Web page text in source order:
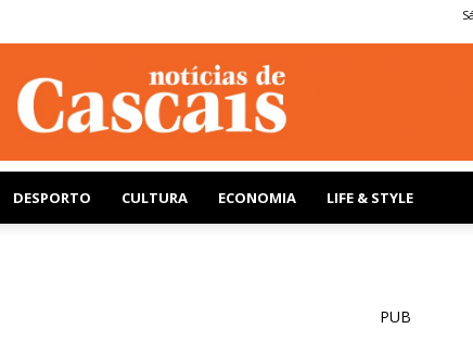
Notícias
DESPORTO CULTURA ECONOMIA LIFE & STYLE
PUB